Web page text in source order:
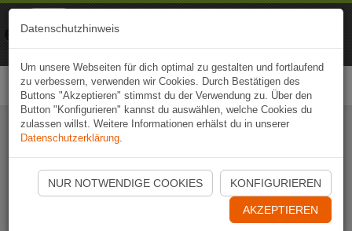
Naviki App jetzt öffnen
Datenschutzhinweis
Um unsere Webseiten für dich optimal zu gestalten und fortlaufend
zu verbessern, verwenden wir Cookies. Durch Bestätigen des
Buttons "Akzeptieren" stimmst du der Verwendung zu. Über den
Button "Konfigurieren" kannst du auswählen, welche Cookies du
zulassen willst. Weitere Informationen erhälst du in unserer
Datenschutzerklärung.
NUR NOTWENDIGE COOKIES KONFIGURIEREN
AKZEPTIEREN
Naviki